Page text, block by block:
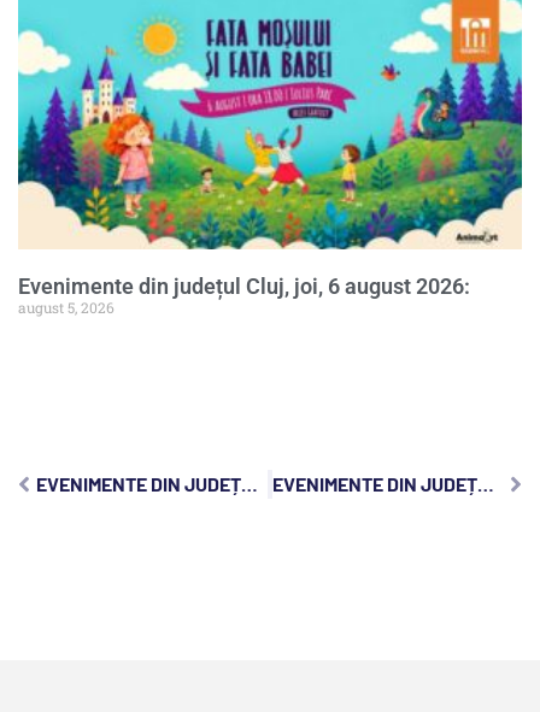
Evenimente din județul Cluj, joi, 6 august 2026:
august 5, 2026
EVENIMENTE DIN JUDEȚUL CLUJ, JOI, 29 AUGUST 2024: EVENIMENTE DIN JUDEȚUL CLUJ, VINERI, 30 AUGUST 2024: